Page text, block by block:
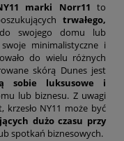
marki Norr11 to
trwałego,
swojego domu lub
minimalistyczne i
do wielu różnych
skórą Dunes jest
sobie luksusowe i
lub biznesu. Z uwagi
krzesło NY11 może być
dużo czasu przy
spotkań biznesowych.